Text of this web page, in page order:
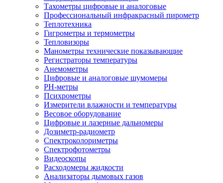
Тахометры цифровые и аналоговые
Профессиональный инфракрасный пирометр
Теплотехника
Гигрометры и термометры
Тепловизоры
Манометры технические показывающие
Регистраторы температуры
Анемометры
Цифровые и аналоговые шумомеры
PH-метры
Психрометры
Измерители влажности и температуры
Весовое оборудование
Цифровые и лазерные дальномеры
Дозиметр-радиометр
Спектроколориметры
Спектрофотометры
Видеоскопы
Расходомеры жидкости
Анализаторы дымовых газов